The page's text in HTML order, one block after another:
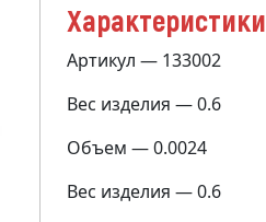
Характеристики
Артикул — 133002
Вес изделия — 0.6
Объем — 0.0024
Вес изделия — 0.6